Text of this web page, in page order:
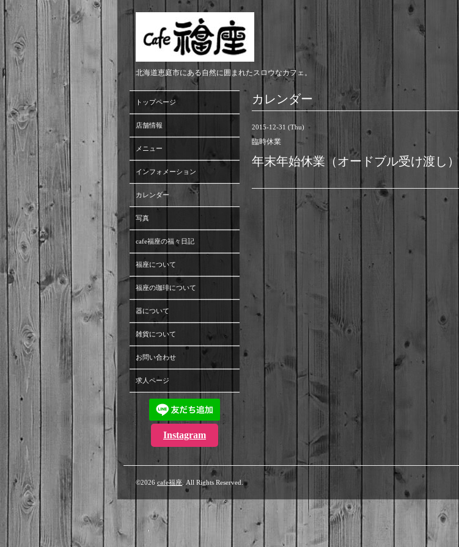
北海道恵庭市にある自然に囲まれたスロウなカフェ。
カレンダー
2015-12-31 (Thu)
臨時休業
年末年始休業（オードブル受け渡し）
トップページ
店舗情報
メニュー
インフォメーション
カレンダー
写真
cafe福座の福々日記
福座について
福座の珈琲について
器について
雑貨について
お問い合わせ
求人ページ
Instagram
©2026 cafe福座. All Rights Reserved.